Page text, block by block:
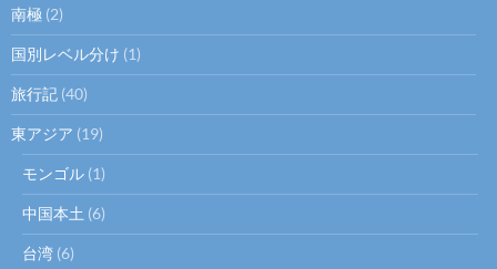
南極 (2)
国別レベル分け (1)
旅行記 (40)
東アジア (19)
モンゴル (1)
中国本土 (6)
台湾 (6)